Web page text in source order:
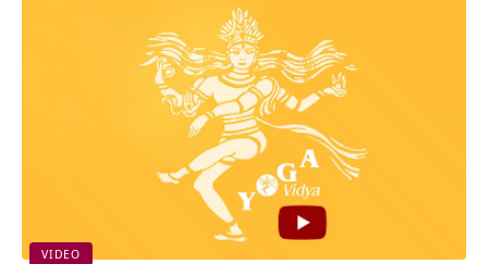
VIDEO